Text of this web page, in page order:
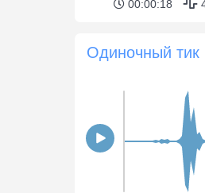
00:00:18
Одиночный тик